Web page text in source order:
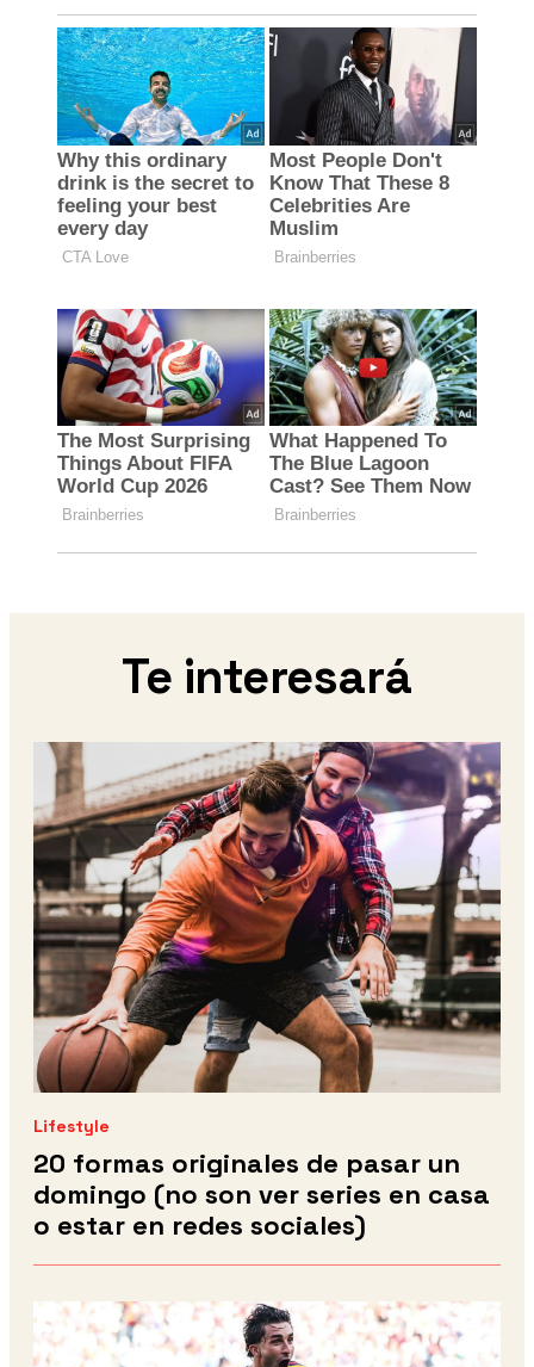
Te interesará
Lifestyle
20 formas originales de pasar un
domingo (no son ver series en casa
o estar en redes sociales)